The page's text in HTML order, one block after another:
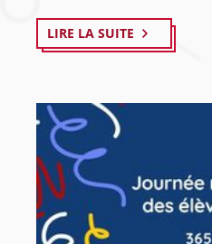
LIRE LA SUITE